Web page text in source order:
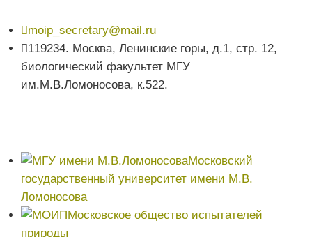
moip_secretary@mail.ru
119234. Москва, Ленинские горы, д.1, стр. 12,
биологический факультет МГУ
им.М.В.Ломоносова, к.522.
Московский
государственный университет имени М.В.
Ломоносова
Московское общество испытателей
природы